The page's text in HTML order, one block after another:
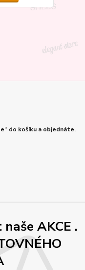
do košíku a objednáte.
AKCE .